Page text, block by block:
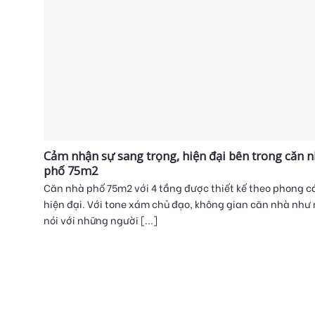
Cảm nhận sự sang trọng, hiện đại bên trong căn
phố 75m2
Căn nhà phố 75m2 với 4 tầng được thiết kế theo phong
hiện đại. Với tone xám chủ đạo, không gian căn nhà như
nói với những người [...]